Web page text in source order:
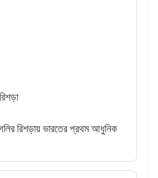
রিশড়ায় ভারতের প্রথম আধুনিক